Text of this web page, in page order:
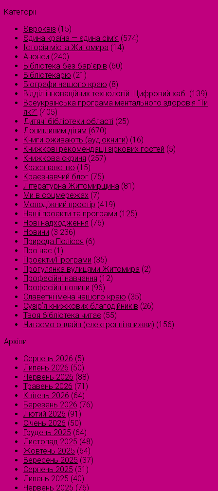
Категорії
Євроквіз (15)
Єдина країна — єдина сім’я (574)
Історія міста Житомира (14)
Анонси (240)
Бібліотека без бар'єрів (60)
Бібліотекарю (21)
Біографи нашого краю (8)
Відділ інноваційних технологій. Цифровий хаб. (139)
Всеукраїнська програма ментального здоров'я "Ти
як?" (405)
Дитячі бібліотеки області (25)
Допитливим дітям (670)
Книги оживають (аудіокниги) (16)
Книжкові рекомендації зіркових гостей (5)
Книжкова скриня (257)
Краєзнавство (15)
Краєзнавчий блог (75)
Літературна Житомирщина (81)
Ми в соцмережах (7)
Молодіжний простір (419)
Наші проєкти та програми (125)
Нові надходження (76)
Новини (3 236)
Природа Полісся (6)
Про нас (1)
Проєкти/Програми (35)
Прогулянка вулицями Житомира (2)
Професійні навчання (12)
Професійні новини (96)
Славетні імена нашого краю (35)
Сузірʼя книжкових благодійників (26)
Твоя бібліотека читає (55)
Читаємо онлайн (електронні книжки) (156)
Архіви
Серпень 2026 (5)
Липень 2026 (50)
Червень 2026 (88)
Травень 2026 (71)
Квітень 2026 (64)
Березень 2026 (76)
Лютий 2026 (91)
Січень 2026 (50)
Грудень 2025 (64)
Листопад 2025 (48)
Жовтень 2025 (64)
Вересень 2025 (37)
Серпень 2025 (31)
Липень 2025 (40)
Червень 2025 (76)